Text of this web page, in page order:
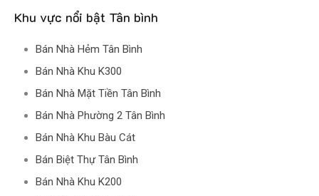
Khu vực nổi bật Tân bình
Bán Nhà Hẻm Tân Bình
Bán Nhà Khu K300
Bán Nhà Mặt Tiền Tân Bình
Bán Nhà Phường 2 Tân Bình
Bán Nhà Khu Bàu Cát
Bán Biệt Thự Tân Bình
Bán Nhà Khu K200